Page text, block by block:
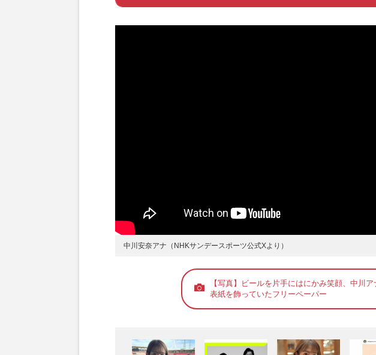
Page 1 ー アナウンサーへの近道
中川安奈アナ（NHKサンデースポーツ公式Xより）
【写真】ビールを片手にはにかみ笑顔、中川ア
表紙を飾っていたフリーペーパー